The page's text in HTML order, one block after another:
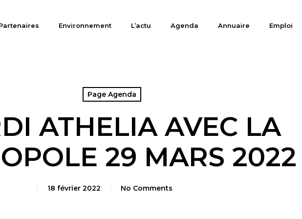
Environnement L’actu Agenda Annuaire Emploi
Page Agenda
ATHELIA AVEC LA
29 MARS 2022
18 février 2022 No Comments